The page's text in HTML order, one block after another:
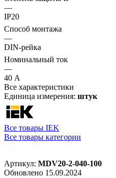
—
IP20
Способ монтажа
—
DIN-рейка
Номинальный ток
—
40 А
Все характеристики
Единица измерения: штук
Все товары IEK
Все товары категории
Артикул: MDV20-2-040-100
Обновлено 15.09.2024